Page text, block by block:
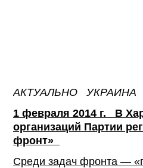
АКТУАЛЬНО УКРАИНА
1 февраля 2014 г. В
организаций Партии
фронт»
Среди задач фронта —